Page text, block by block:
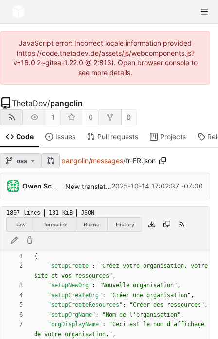
JavaScript error: Incorrect locale information provided
(https://code.thetadev.de/assets/js/webcomponents.js?
v=16.0.2~gitea-1.22.0 @ 2:813). Open browser console to
see more details.
ThetaDev/pangolin
1 0 0
Code Issues Pull requests Projects
oss pangolin/messages/fr-FR.json
Owen Schwartz New translations en-us.json (French)2025-10-14 17:02:37 -07:00
1897 lines 131 KiB
JSON
Raw
Permalink Blame History
{
"setupCreate" :
"Créez votre organisation, votre
site et vos ressources" ,
"setupNewOrg" : "Nouvelle organisation" ,
"setupCreateOrg" : "Créer une organisation" ,
"setupCreateResources" : "Créer des ressources" ,
"setupOrgName" : "Nom de l'organisation" ,
"orgDisplayName" :
"Ceci est le nom d'affichage
de votre organisation." ,